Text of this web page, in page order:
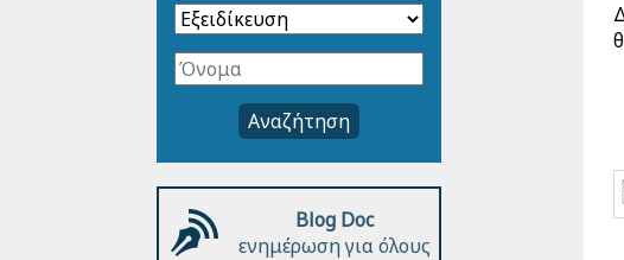
Αναζήτηση
Blog Doc
ενημέρωση για όλους